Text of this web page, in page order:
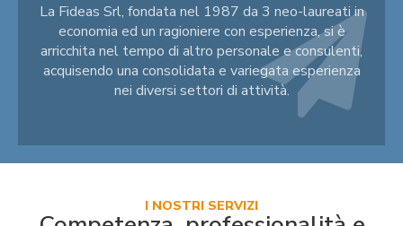
La Fideas Srl, fondata nel 1987 da 3 neo-laureati in
economia ed un ragioniere con esperienza, si è
arricchita nel tempo di altro personale e consulenti,
acquisendo una consolidata e variegata esperienza
nei diversi settori di attività.
I NOSTRI SERVIZI